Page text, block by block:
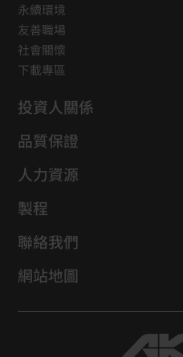
永續環境
友善職場
社會關懷
下載專區
投資人關係
品質保證
人力資源
製程
聯絡我們
網站地圖